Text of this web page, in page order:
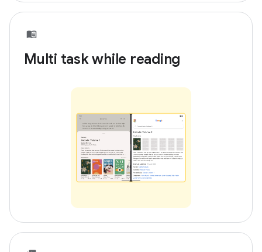
Multi task while reading